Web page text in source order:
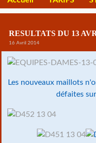
RESULTATS DU 13
16 Avril 2014
Les nouveaux maillots
défaites